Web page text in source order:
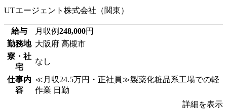
UTエージェント株式会社（関東）
給与 月収例248,000円
勤務地 大阪府 高槻市
寮・社
宅
なし
仕事内
容
≪月収24.5万円・正社員≫製薬化粧品系工場での軽
作業 日勤
詳細を表示